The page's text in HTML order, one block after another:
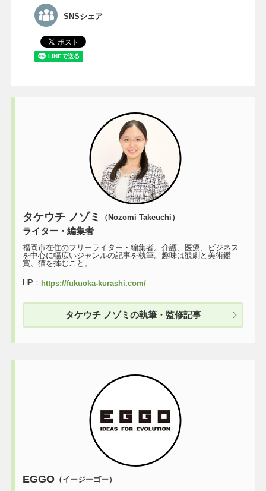
SNSシェア
タケウチ ノゾミ （Nozomi Takeuchi）
ライター・編集者
福岡市在住のフリーライター・編集者。介護、医療、ビジネス
を中心に幅広いジャンルの記事を執筆。趣味は観劇と美術鑑
賞、猫を揉むこと。
HP： https://fukuoka-kurashi.com/
タケウチ ノゾミの執筆・監修記事
EGGO（イージーゴー）